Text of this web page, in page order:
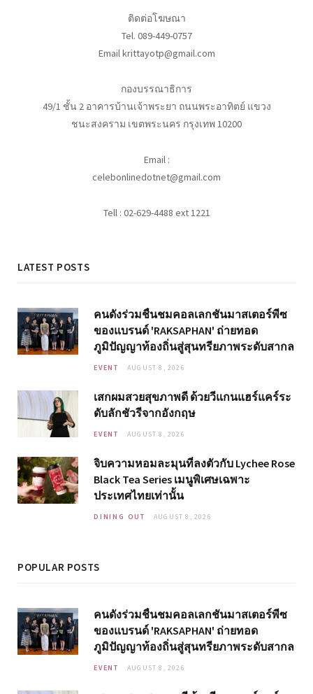
ติดต่อโฆษณา
Tel. 089-449-0757
Email krittayotp@gmail.com
กองบรรณาธิการ
49/1 ชั้น 2 อาคารบ้านเจ้าพระยา ถนนพระอาทิตย์ แขวง
ชนะสงคราม เขตพระนคร กรุงเทพ 10200
Email :
celebonlinedotnet@gmail.com
Tell : 02-629-4488 ext 1221
LATEST POSTS
คนดังร่วมชื่นชมคอลเลกชันมาสเตอร์พีซ
ของแบรนด์ 'RAKSAPHAN' ถ่ายทอด
ภูมิปัญญาท้องถิ่นสู่สุนทรียภาพระดับสากล
EVENT AUGUST 8, 2026
เสกผมสวยสุขภาพดี ด้วยวีแกนแฮร์แคร์ระ
ดับลักชัวรีจากอังกฤษ
EVENT AUGUST 8, 2026
จิบความหอมละมุนที่ลงตัวกับ Lychee Rose
Black Tea Series เมนูพิเศษเฉพาะ
ประเทศไทยเท่านั้น
DINING OUT AUGUST 8, 2026
POPULAR POSTS
คนดังร่วมชื่นชมคอลเลกชันมาสเตอร์พีซ
ของแบรนด์ 'RAKSAPHAN' ถ่ายทอด
ภูมิปัญญาท้องถิ่นสู่สุนทรียภาพระดับสากล
EVENT AUGUST 8, 2026